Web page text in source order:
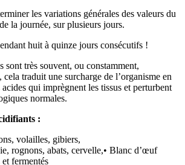
les variations générales des valeurs du
la journée, sur plusieurs jours.
huit à quinze jours consécutifs !
sont très souvent, ou constamment,
traduit une surcharge de l’organisme en
qui imprègnent les tissus et perturbent
normales.
:
volailles, gibiers,
rognons, abats, cervelle,• Blanc d’œuf
fermentés